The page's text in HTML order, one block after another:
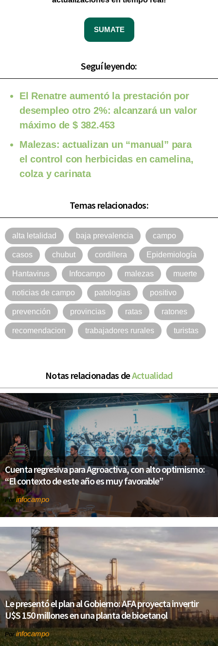
SUMATE
Seguí leyendo:
El Renatre aumentó la prestación por
desempleo otro 2%: alcanzará un valor
máximo de $ 382.453
Malezas: actualizan un “manual” para
el control con herbicidas en camelina,
colza y carinata
Temas relacionados:
alta letalidad baja prevalencia campo
casos chubut cordillera Epidemiología
Hantavirus Infocampo malezas muerte
noticias de campo patologias positivo
prevención provincias ratas ratones
recomendacion trabajadores rurales turistas
Notas relacionadas deActualidad
Cuenta regresiva para Agroactiva, con alto optimismo:
“El contexto de este año es muy favorable”
Por infocampo
Le presentó el plan al Gobierno: AFA proyecta invertir
U$S 150 millones en una planta de bioetanol
Porinfocampo